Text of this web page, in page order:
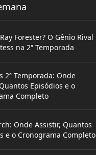
Forester? O Gênio Rival
na 2ª Temporada
2ª Temporada: Onde
Episódios e o
Completo
Onde Assistir, Quantos
e o Cronograma Completo